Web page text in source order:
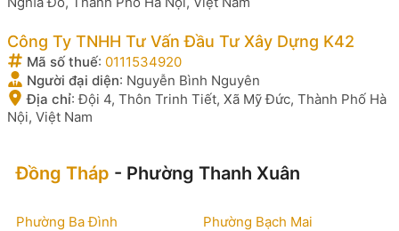
Công Ty TNHH Tư Vấn Đầu Tư Xây Dựng K42
Mã số thuế: 0111534920
Người đại diện: Nguyễn Bình Nguyên
Địa chỉ:Đội 4, Thôn Trinh Tiết, Xã Mỹ Đức, Thành Phố Hà
Nội, Việt Nam
Đồng Tháp - Phường Thanh Xuân
Phường Ba Đình
Phường Bạch Mai